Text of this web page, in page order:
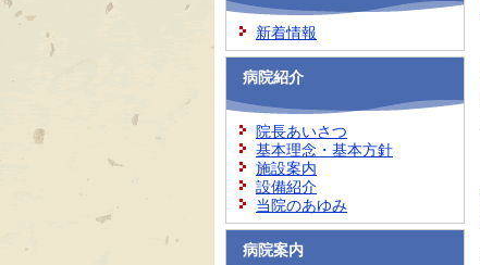
新着情報
病院紹介
院長あいさつ
基本理念・基本方針
施設案内
設備紹介
当院のあゆみ
病院案内